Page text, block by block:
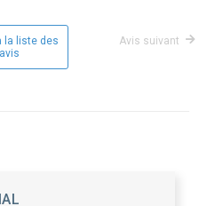
la liste des
avis
Avis suivant